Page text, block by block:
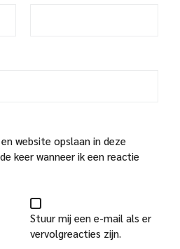
website opslaan in deze
keer wanneer ik een reactie
Stuur mij een e-mail als er
vervolgreacties zijn.